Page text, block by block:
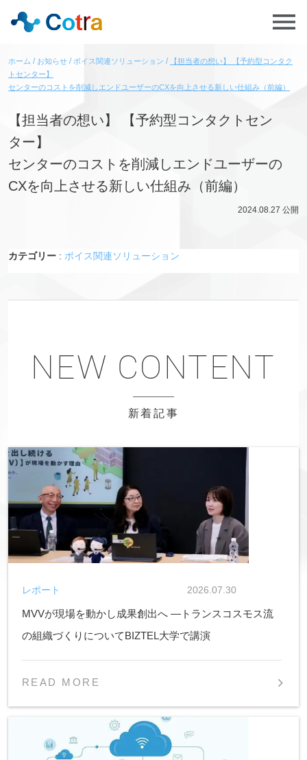
ホーム お知らせ ボイス関連ソリューション
【担当者の想い】 【予約型コンタク
トセンター】
センターのコストを削減しエンドユーザーのCXを向上させる新しい仕組み（前編）
【担当者の想い】 【予約型コンタクトセン
ター】
センターのコストを削減しエンドユーザーの
CXを向上させる新しい仕組み（前編）
2024.08.27 公開
カテゴリー : ボイス関連ソリューション
新着記事
MVVが現場を動かし成果創出へ ―トランスコスモス流
の組織づくりについてBIZTEL大学で講演
2026.07.30
レポート
READ MORE